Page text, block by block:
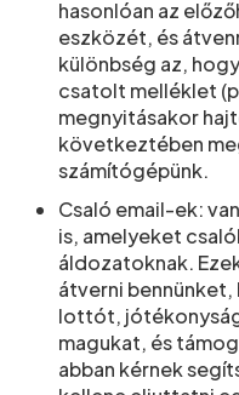
hasonlóan az
eszközét, és
különbség az,
csatolt melléklet
megnyitásakor
következtében
számítógépünk.
Csaló email-ek:
is, amelyeket
áldozatoknak.
átverni
lottót,
magukat, és
abban kérnek